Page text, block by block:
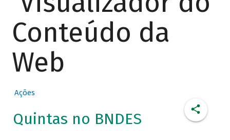
Conteúdo da
Web
Ações
Quintas no BNDES